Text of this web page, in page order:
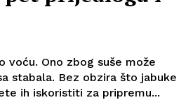
voću. Ono zbog suše može
stabala. Bez obzira što jabuke
ih iskoristiti za pripremu...